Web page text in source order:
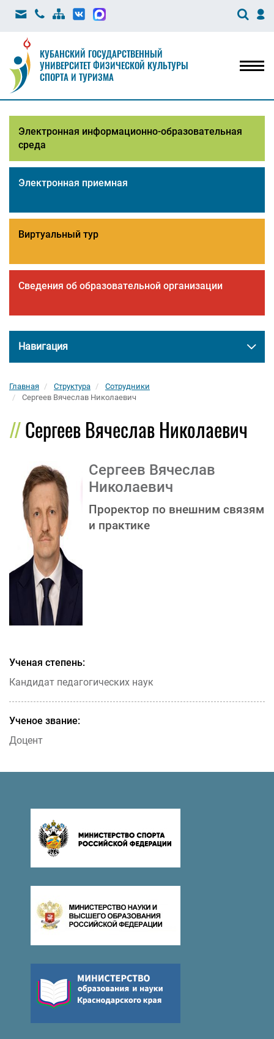
КУБАНСКИЙ ГОСУДАРСТВЕННЫЙ
УНИВЕРСИТЕТ ФИЗИЧЕСКОЙ КУЛЬТУРЫ
СПОРТА И ТУРИЗМА
Электронная информационно-образовательная
среда
Электронная приемная
Виртуальный тур
Сведения об образовательной организации
Навигация
Главная Структура
Сотрудники
Сергеев Вячеслав Николаевич
Сергеев Вячеслав Николаевич
Сергеев Вячеслав
Николаевич
Проректор по внешним связям
и практике
Ученая степень:
Кандидат педагогических наук
Ученое звание:
Доцент